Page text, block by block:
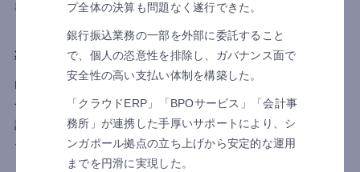
導入目的 見える化 業務効率化
自社経理へ転換で経営実態見える化！multibook
導入で経理業務を効率化
NARUMI (THAILAND) CO., LTD.は、2017年に経理業務の内製
化と効率化を目指し、multibookを導入しました。これにより、
記帳代行から自社経理への転換を実現し、経営実態のタイムリ
ーな「見える化」を可能にしました。豊富なレポート機能によ
り、経理業務の作業時間を短縮し、会計情報の共有がスタッフ
プ全体の決算も問題なく遂行できた。
銀行振込業務の一部を外部に委託すること
で、個人の恣意性を排除し、ガバナンス面で
安全性の高い支払い体制を構築した。
「クラウドERP」「BPOサービス」「会計事
務所」が連携した手厚いサポートにより、シ
ンガポール拠点の立ち上げから安定的な運用
までを円滑に実現した。